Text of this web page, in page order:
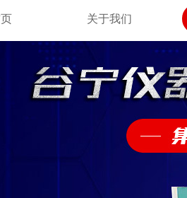
关于我们